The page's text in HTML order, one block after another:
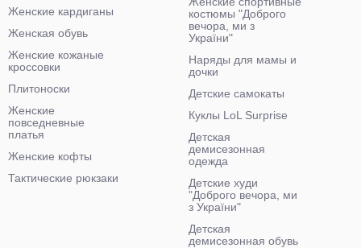
Женские кардиганы
Женская обувь
Женские кожаные
кроссовки
Плитоноски
Женские
повседневные
платья
Женские кофты
Тактические рюкзаки
костюмы "Доброго
вечора, ми з
України"
Наряды для мамы и
дочки
Детские самокаты
Куклы LoL Surprise
Детская
демисезонная
одежда
Детские худи
"Доброго вечора, ми
з України"
Детская
демисезонная обувь